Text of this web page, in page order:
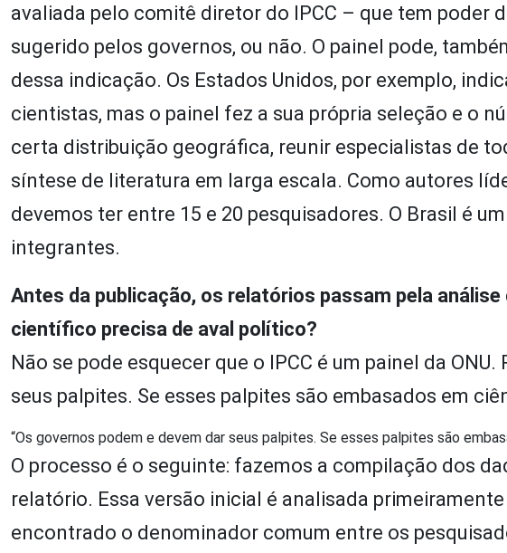
avaliada pelo comitê diretor do IPCC – que tem poder
sugerido pelos governos, ou não. O painel pode,
dessa indicação. Os Estados Unidos, por exemplo,
cientistas, mas o painel fez a sua própria seleção e o
certa distribuição geográfica, reunir especialistas de
síntese de literatura em larga escala. Como autores
devemos ter entre 15 e 20 pesquisadores. O Brasil é
integrantes.
Antes da publicação, os relatórios passam pela
científico precisa de aval político?
Não se pode esquecer que o IPCC é um painel da
seus palpites. Se esses palpites são embasados em
“Os governos podem e devem dar seus palpites. Se esses palpites são
O processo é o seguinte: fazemos a compilação dos
relatório. Essa versão inicial é analisada
encontrado o denominador comum entre os